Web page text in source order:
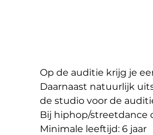
Op de auditie krijg je
Daarnaast natuurlijk
de studio voor de
Bij hiphop/streetdance
Minimale leeftijd: 6 jaar